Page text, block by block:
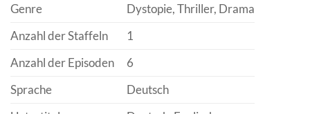
Genre
Dystopie, Thriller, Drama
Anzahl der Staffeln
1
Anzahl der Episoden
6
Sprache
Deutsch